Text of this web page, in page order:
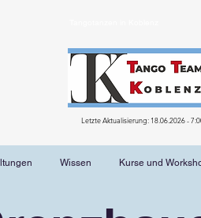
Letzte Aktualisierung: 18.06.2026 -
Wissen Kurse und